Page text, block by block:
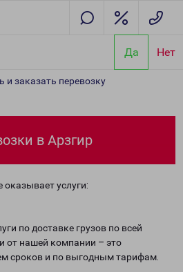
Да Нет
и заказать перевозку
в Арзгир
услуги:
по доставке грузов по всей
от нашей компании – это
сроков и по выгодным тарифам.